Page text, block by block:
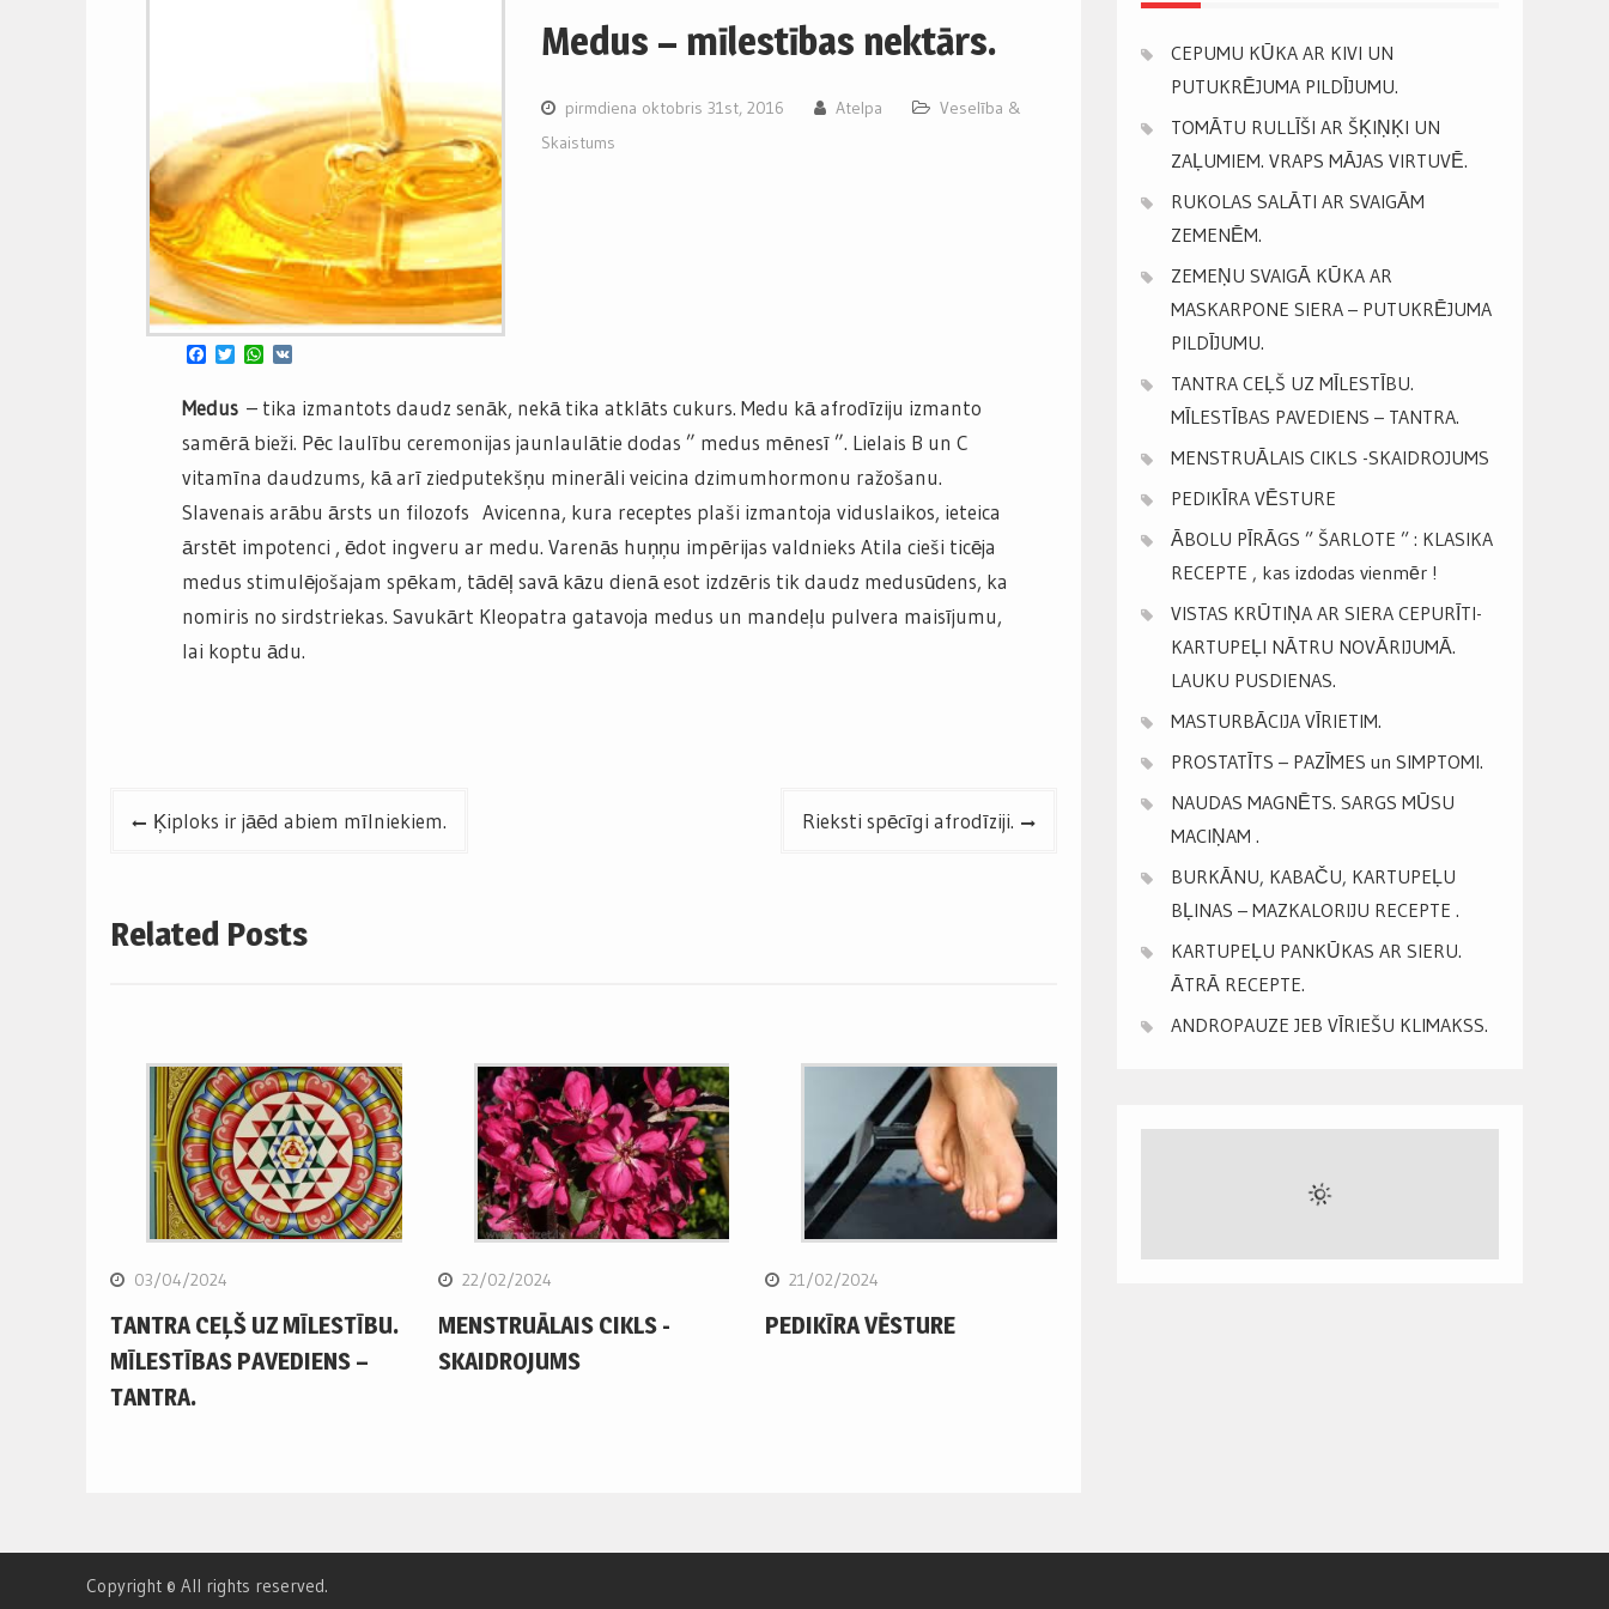
Medus – mīlestības nektārs.
pirmdiena oktobris 31st, 2016 Atelpa
Veselība &
Skaistums
Facebook
TwitterWhatsApp
Medus – tika izmantots daudz senāk, nekā tika atklāts cukurs. Medu kā afrodīziju izmanto
samērā bieži. Pēc laulību ceremonijas jaunlaulātie dodas ” medus mēnesī ”. Lielais B un C
vitamīna daudzums, kā arī ziedputekšņu minerāli veicina dzimumhormonu ražošanu.
Slavenais arābu ārsts un filozofs Avicenna, kura receptes plaši izmantoja viduslaikos, ieteica
ārstēt impotenci , ēdot ingveru ar medu. Varenās huņņu impērijas valdnieks Atila cieši ticēja
medus stimulējošajam spēkam, tādēļ savā kāzu dienā esot izdzēris tik daudz medusūdens, ka
nomiris no sirdstriekas. Savukārt Kleopatra gatavoja medus un mandeļu pulvera maisījumu,
lai koptu ādu.
PostĶiploks ir jāēd abiem mīlniekiem. Rieksti spēcīgi afrodīziji.
Related Posts
03/04/2024
TANTRA CEĻŠ UZ MĪLESTĪBU.
MĪLESTĪBAS PAVEDIENS –
TANTRA.
22/02/2024
MENSTRUĀLAIS CIKLS -
SKAIDROJUMS
21/02/2024
PEDIKĪRA VĒSTURE
CEPUMU KŪKA AR KIVI UN
PUTUKRĒJUMA PILDĪJUMU.
TOMĀTU RULLĪŠI AR ŠĶIŅĶI UN
ZAĻUMIEM. VRAPS MĀJAS VIRTUVĒ.
RUKOLAS SALĀTI AR SVAIGĀM
ZEMENĒM.
ZEMEŅU SVAIGĀ KŪKA AR
MASKARPONE SIERA – PUTUKRĒJUMA
PILDĪJUMU.
TANTRA CEĻŠ UZ MĪLESTĪBU.
MĪLESTĪBAS PAVEDIENS – TANTRA.
MENSTRUĀLAIS CIKLS -SKAIDROJUMS
PEDIKĪRA VĒSTURE
ĀBOLU PĪRĀGS ” ŠARLOTE ” : KLASIKA
RECEPTE , kas izdodas vienmēr !
VISTAS KRŪTIŅA AR SIERA CEPURĪTI-
KARTUPEĻI NĀTRU NOVĀRIJUMĀ.
LAUKU PUSDIENAS.
MASTURBĀCIJA VĪRIETIM.
PROSTATĪTS – PAZĪMES un SIMPTOMI.
NAUDAS MAGNĒTS. SARGS MŪSU
MACIŅAM .
BURKĀNU, KABAČU, KARTUPEĻU
BĻINAS – MAZKALORIJU RECEPTE .
KARTUPEĻU PANKŪKAS AR SIERU.
ĀTRĀ RECEPTE.
ANDROPAUZE JEB VĪRIEŠU KLIMAKSS.
Copyright © All rights reserved.